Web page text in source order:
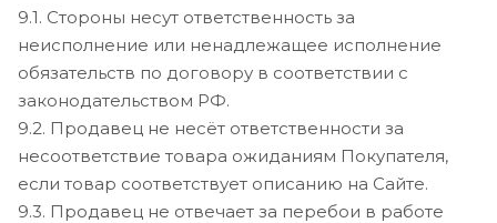
9.1. Стороны несут ответственность за
неисполнение или ненадлежащее исполнение
обязательств по договору в соответствии с
законодательством РФ.
9.2. Продавец не несёт ответственности за
несоответствие товара ожиданиям Покупателя,
если товар соответствует описанию на Сайте.
9.3. Продавец не отвечает за перебои в работе